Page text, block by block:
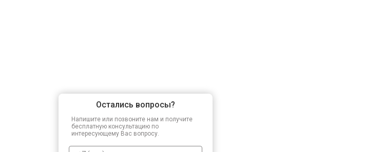
Остались вопросы?
Напишите или позвоните нам и получите
бесплатную консультацию по
интересующему Вас вопросу.